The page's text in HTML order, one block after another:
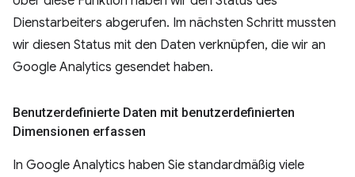
Dienstarbeiters abgerufen. Im nächsten Schritt mussten
wir diesen Status mit den Daten verknüpfen, die wir an
Google Analytics gesendet haben.
Benutzerdefinierte Daten mit benutzerdefinierten
Dimensionen erfassen
In Google Analytics haben Sie standardmäßig viele